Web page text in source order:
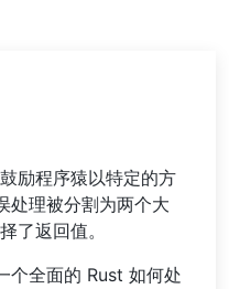
励程序猿以特定的方
处理被分割为两个大
了返回值。
个全面的 Rust 如何处